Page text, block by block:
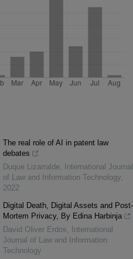
The real role of AI in patent law
debates
Duque Lizarralde,
International Journal
of Law and Information Technology,
2022
Digital Death, Digital Assets and Post-
Mortem Privacy, By Edina Harbinja
David Oliver Erdos,
International
Journal of Law and Information
Technology